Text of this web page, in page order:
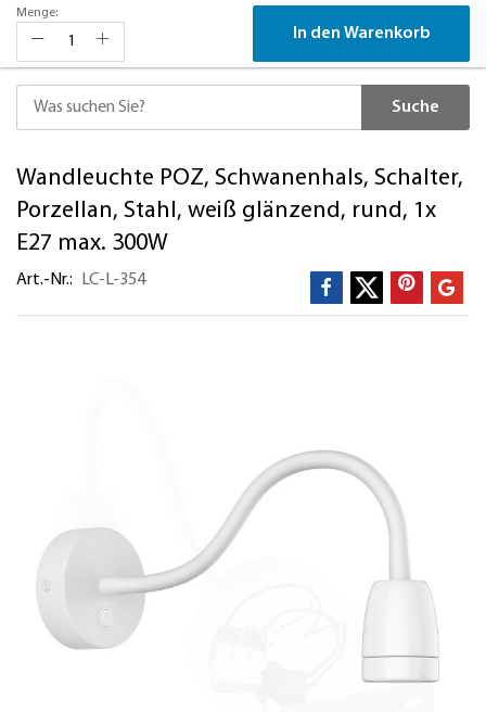
Suche
zum
Inhalt
Wandleuchte POZ, Schwanenhals, Schalter,
Porzellan, Stahl, weiß glänzend, rund, 1x
E27 max. 300W
Art.-Nr. LC-L-354
Menge:
In den Warenkorb